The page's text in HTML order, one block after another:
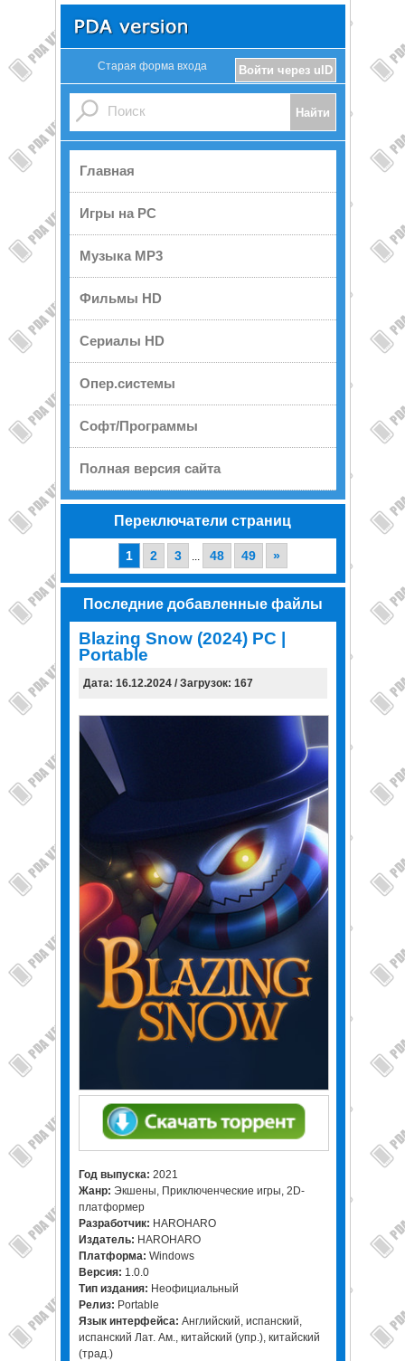
Войти через uID
Старая форма входа
Главная
Игры на PC
Музыка MP3
Фильмы HD
Сериалы HD
Опер.системы
Софт/Программы
Полная версия сайта
Переключатели страниц
1 2 3 ... 48 49 »
Последние добавленные файлы
Blazing Snow (2024) PC |
Portable
Дата: 16.12.2024 / Загрузок: 167
Год выпуска: 2021
Жанр: Экшены, Приключенческие игры, 2D-
платформер
Разработчик: HAROHARO
Издатель: HAROHARO
Платформа: Windows
Версия: 1.0.0
Тип издания: Неофициальный
Релиз: Portable
Язык интерфейса: Английский, испанский,
испанский Лат. Ам., китайский (упр.), китайский
(трад.)